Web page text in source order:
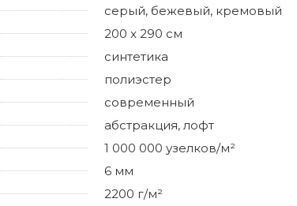
серый, бежевый, кремовый
200 x 290 см
синтетика
полиэстер
современный
абстракция, лофт
1 000 000 узелков/м²
6 мм
2200 г/м²